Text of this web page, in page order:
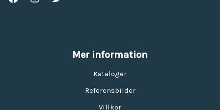
Mer information
Kataloger
Referensbilder
Villkor